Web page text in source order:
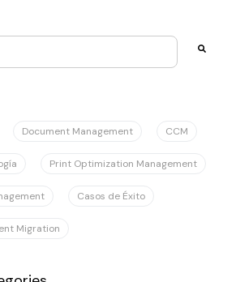
búsqueda con una función de texto
Document Management CCM
Print Optimization Management
Casos de Éxito
Migration